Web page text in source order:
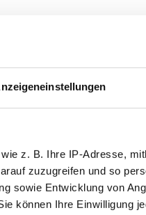
z. B. Ihre IP-Adresse,
zuzugreifen und so
sowie Entwicklung von
können Ihre Einwilligung